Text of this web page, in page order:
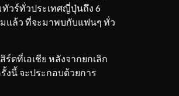
ทัวร์ทั่วประเทศญี่ปุ่นถึง 6
มแล้ว ที่จะมาพบกับแฟนๆ ทั่ว
ตที่เอเชีย หลังจากยกเลิก
งนี้ จะประกอบด้วยการ